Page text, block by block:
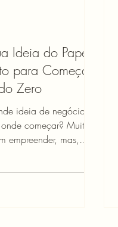
Ideia do Papel:
para Começar
Zero
ideia de negócio,
começar? Muitas
empreender, mas,